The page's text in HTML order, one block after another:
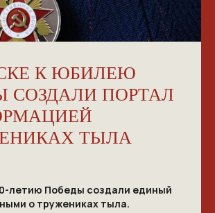
К ЮБИЛЕЮ
СОЗДАЛИ ПОРТАЛ
ТЫЛА
летию Победы создали единый
о тружениках тыла.